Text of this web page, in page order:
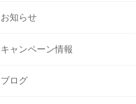
お知らせ
キャンペーン情報
ブログ